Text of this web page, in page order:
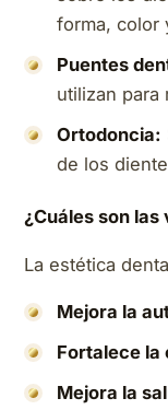
forma, color
Puentes
utilizan para
Ortodoncia:
de los
¿Cuáles son
La estética
Mejora la
Fortalece la
Mejora la